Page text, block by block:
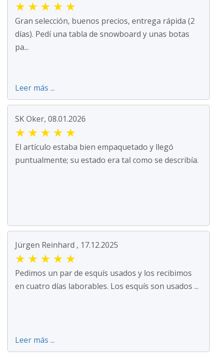
★ ★ ★ ★ ★
Gran selección, buenos precios, entrega rápida (2
días). Pedí una tabla de snowboard y unas botas
pa...
Leer más ...
SK Oker, 08.01.2026
★ ★ ★ ★ ★
El artículo estaba bien empaquetado y llegó
puntualmente; su estado era tal como se describía.
Jürgen Reinhard , 17.12.2025
★ ★ ★ ★ ★
Pedimos un par de esquís usados y los recibimos
en cuatro días laborables. Los esquís son usados ...
Leer más ...